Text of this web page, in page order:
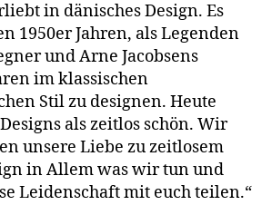
in dänisches Design. Es
1950er Jahren, als Legenden
und Arne Jacobsens
im klassischen
Stil zu designen. Heute
als zeitlos schön. Wir
unsere Liebe zu zeitlosem
in Allem was wir tun und
Leidenschaft mit euch teilen.“